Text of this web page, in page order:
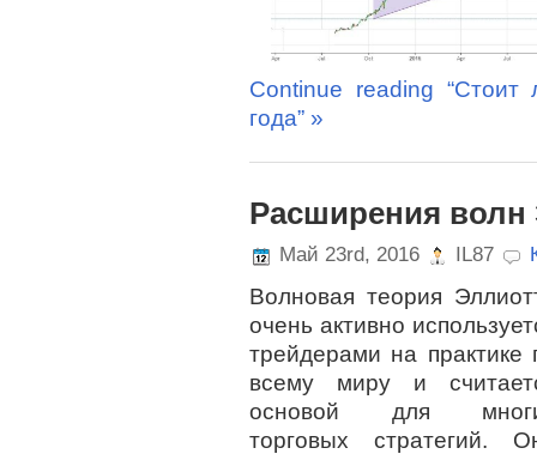
Continue reading
года” »
Расширения волн
Май 23rd, 2016 IL87
Волновая теория
очень активно
трейдерами на практике
всему миру и
основой для
торговых стратегий.